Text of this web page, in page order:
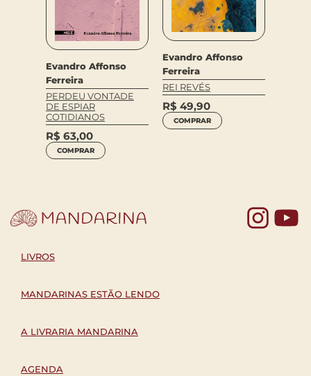
Evandro Affonso
Ferreira
PERDEU VONTADE
DE ESPIAR
COTIDIANOS
R$ 63,00
COMPRAR
Evandro Affonso
Ferreira
REI REVÉS
R$ 49,90
COMPRAR
LIVROS
MANDARINAS ESTÃO LENDO
A LIVRARIA MANDARINA
AGENDA